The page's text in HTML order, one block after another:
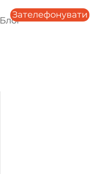
Зателефонувати
Блог